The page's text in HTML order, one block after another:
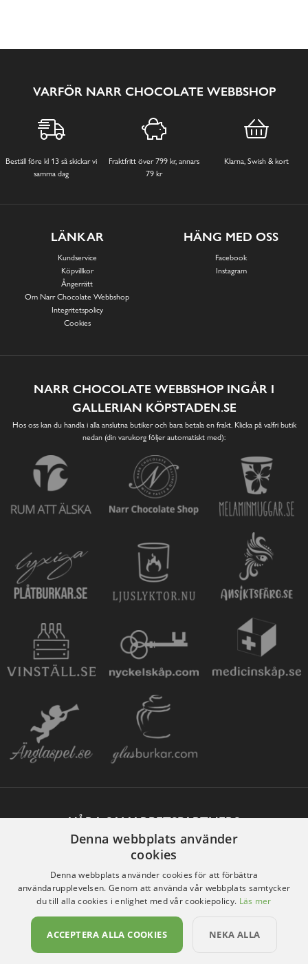
VARFÖR NARR CHOCOLATE WEBBSHOP
Beställ före kl 13 så skickar vi
samma dag
Fraktfritt över 799 kr, annars
79 kr
Klarna, Swish & kort
LÄNKAR
Kundservice
Köpvillkor
Ångerrätt
Om Narr Chocolate Webbshop
Integritetspolicy
Cookies
HÄNG MED OSS
Facebook
Instagram
NARR CHOCOLATE WEBBSHOP INGÅR I
GALLERIAN KÖPSTADEN.SE
Hos oss kan du handla i alla anslutna butiker och bara betala en frakt. Klicka på valfri butik
nedan (din varukorg följer automatiskt med):
VÅRA SAMARBETSPARTNERS
Denna webbplats använder
cookies
Denna webbplats använder cookies för att förbättra
användarupplevelsen. Genom att använda vår webbplats samtycker
du till alla cookies i enlighet med vår cookiepolicy. Läs mer
ACCEPTERA ALLA COOKIES NEKA ALLA